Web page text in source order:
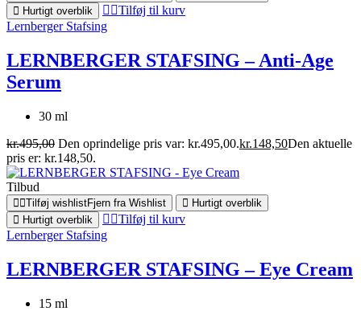
Hurtigt overblik
Tilføj til kurv
Lernberger Stafsing
LERNBERGER STAFSING – Anti-Age
Serum
30 ml
kr.495,00 Den oprindelige pris var: kr.495,00.kr.148,50Den aktuelle
pris er: kr.148,50.
Tilbud
Tilføj wishlistFjern fra Wishlist
Hurtigt overblik
Hurtigt overblik
Tilføj til kurv
Lernberger Stafsing
LERNBERGER STAFSING – Eye Cream
15 ml